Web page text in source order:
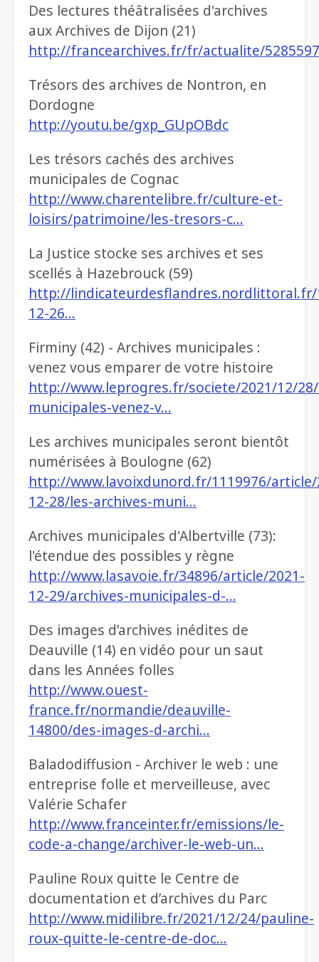
Des lectures théâtralisées d'archives
aux Archives de Dijon (21)
http://francearchives.fr/fr/actualite/
Trésors des archives de Nontron, en
Dordogne
http://youtu.be/gxp_GUpOBdc
Les trésors cachés des archives
municipales de Cognac
http://www.charentelibre.fr/culture-et-
loisirs/patrimoine/les-tresors-c…
La Justice stocke ses archives et ses
scellés à Hazebrouck (59)
http://lindicateurdesflandres.nordlittoral.fr/
12-26…
Firminy (42) - Archives municipales :
venez vous emparer de votre histoire
http://www.leprogres.fr/societe/2021/12/
municipales-venez-v…
Les archives municipales seront bientôt
numérisées à Boulogne (62)
http://www.lavoixdunord.fr/1119976/article/
12-28/les-archives-muni…
Archives municipales d'Albertville (73):
l'étendue des possibles y règne
http://www.lasavoie.fr/34896/article/2021-
12-29/archives-municipales-d-…
Des images d’archives inédites de
Deauville (14) en vidéo pour un saut
dans les Années folles
http://www.ouest-
france.fr/normandie/deauville-
14800/des-images-d-archi…
Baladodiffusion - Archiver le web : une
entreprise folle et merveilleuse, avec
Valérie Schafer
http://www.franceinter.fr/emissions/le-
code-a-change/archiver-le-web-un…
Pauline Roux quitte le Centre de
documentation et d’archives du Parc
http://www.midilibre.fr/2021/12/24/pauline-
roux-quitte-le-centre-de-doc…